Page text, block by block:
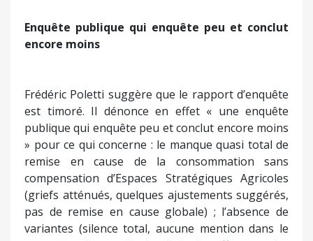
programmation environnementales
structurantes) ; biodiversité ni connue, ni
méconnaissance de la loi Littoral, absence de prise
en compte des servitudes d’utilité publique) ;
évaluation environnementale lacunaire (absence
d’indicateurs, mesures floues, aucune stratégie de
suivi, rapport environnemental représentant une
formalité et non une boussole).
Enquête publique qui enquête peu et conclut